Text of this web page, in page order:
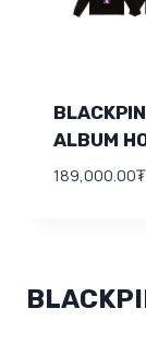
ALBUM
189,000.00₮